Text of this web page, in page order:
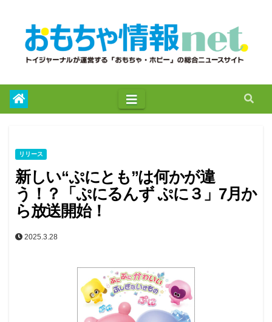
リリース
新しい“ぷにとも”は何かが違
う！？「ぷにるんず ぷに３」7月か
ら放送開始！
2025.3.28